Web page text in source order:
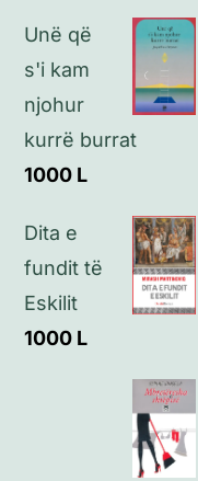
Unë që
s'i kam
njohur
kurrë burrat
1000 L
Dita e
fundit të
Eskilit
1000 L